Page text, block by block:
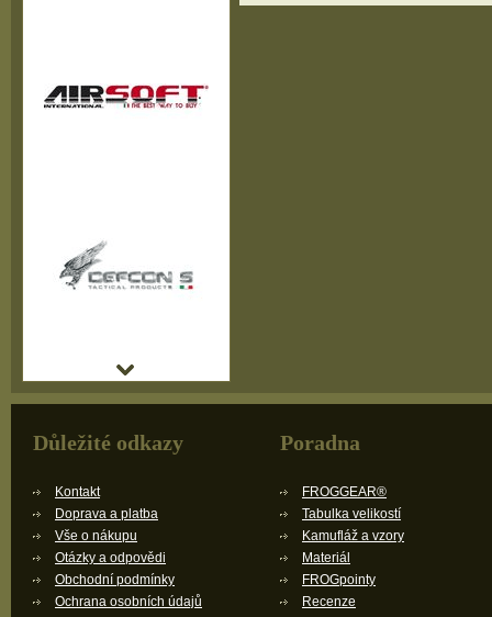
Důležité odkazy
Kontakt
Doprava a platba
Vše o nákupu
Otázky a odpovědi
Obchodní podmínky
Ochrana osobních údajů
Poradna
FROGGEAR®
Tabulka velikostí
Kamufláž a vzory
Materiál
FROGpointy
Recenze